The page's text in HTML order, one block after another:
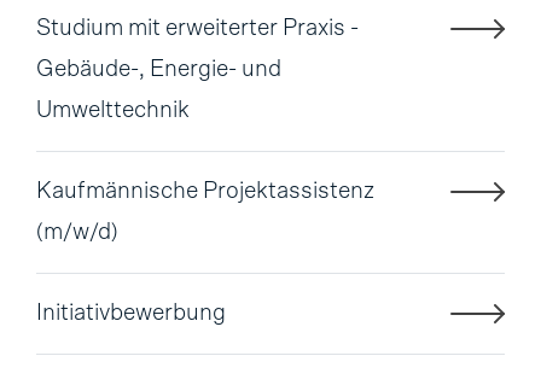
Studium mit erweiterter Praxis -
Gebäude-, Energie- und
Umwelttechnik
Kaufmännische Projektassistenz
(m/w/d)
Initiativbewerbung